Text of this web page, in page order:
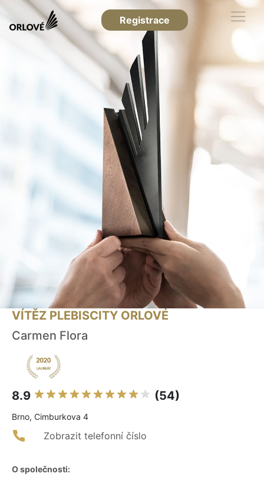
Registrace
VÍTĚZ PLEBISCITY ORLOVÉ
Carmen Flora
8.9 (54)
Brno, Cimburkova 4
Zobrazit telefonní číslo
O společnosti: